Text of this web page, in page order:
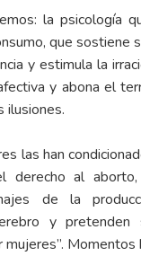
la psicología
que sostiene
y estimula la
y abona el
ilusiones.
las han
derecho al aborto,
de la
y pretenden
Momentos